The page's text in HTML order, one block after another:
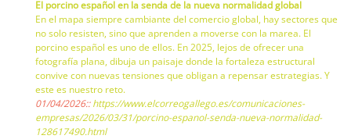
El porcino español en la senda de la nueva normalidad global
En el mapa siempre cambiante del comercio global, hay sectores que
no solo resisten, sino que aprenden a moverse con la marea. El
porcino español es uno de ellos. En 2025, lejos de ofrecer una
fotografía plana, dibuja un paisaje donde la fortaleza estructural
convive con nuevas tensiones que obligan a repensar estrategias. Y
este es nuestro reto.
01/04/2026::https://www.elcorreogallego.es/comunicaciones-
empresas/2026/03/31/porcino-espanol-senda-nueva-normalidad-
128617490.html